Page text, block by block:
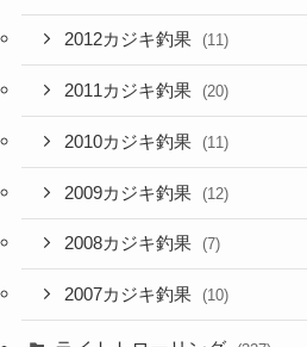
2012カジキ釣果 (11)
2011カジキ釣果 (20)
2010カジキ釣果 (11)
2009カジキ釣果 (12)
2008カジキ釣果 (7)
2007カジキ釣果 (10)